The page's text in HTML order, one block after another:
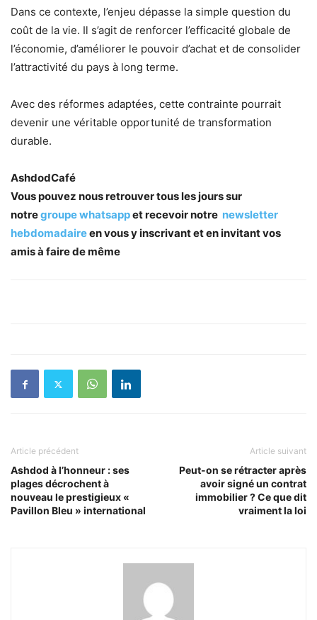
Dans ce contexte, l’enjeu dépasse la simple question du
coût de la vie. Il s’agit de renforcer l’efficacité globale de
l’économie, d’améliorer le pouvoir d’achat et de consolider
l’attractivité du pays à long terme.
Avec des réformes adaptées, cette contrainte pourrait
devenir une véritable opportunité de transformation
durable.
AshdodCafé
Vous pouvez nous retrouver tous les jours sur
notregroupe whatsappet recevoir notre newsletter
hebdomadaireen vous y inscrivant et en invitant vos
amis à faire de même
Article précédent
Ashdod à l’honneur : ses
plages décrochent à
nouveau le prestigieux «
Pavillon Bleu » international
Article suivant
Peut-on se rétracter après
avoir signé un contrat
immobilier ? Ce que dit
vraiment la loi